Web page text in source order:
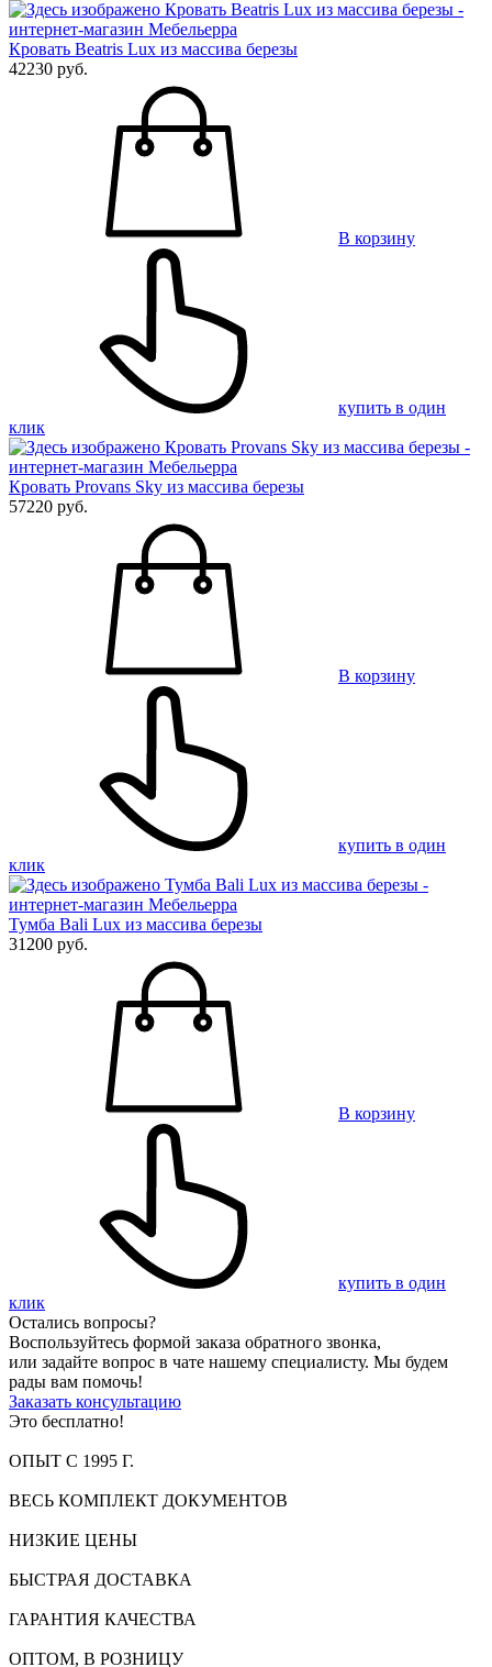
Кровать Beatris Lux из массива березы
42230 руб.
В корзину
купить в один
клик
Кровать Provans Sky из массива березы
57220 руб.
В корзину
купить в один
клик
Тумба Bali Lux из массива березы
31200 руб.
В корзину
купить в один
клик
Остались вопросы?
Воспользуйтесь формой заказа обратного звонка,
или задайте вопрос в чате нашему специалисту. Мы будем
рады вам помочь!
Заказать консультацию
Это бесплатно!
ОПЫТ С 1995 Г.
ВЕСЬ КОМПЛЕКТ ДОКУМЕНТОВ
НИЗКИЕ ЦЕНЫ
БЫСТРАЯ ДОСТАВКА
ГАРАНТИЯ КАЧЕСТВА
ОПТОМ, В РОЗНИЦУ